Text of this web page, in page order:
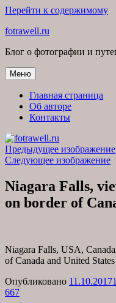
Перейти к содержимому
fotrawell.ru
Блог о фотографии и
Меню
Главная страница
Об авторе
Контакты
Предыдущее изображение
Следующее изображение
Niagara Falls,
on border of
Niagara Falls, USA,
of Canada and United States
Опубликовано 11.10.2017
667